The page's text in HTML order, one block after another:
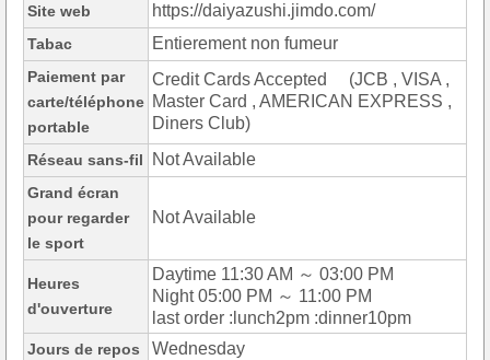
Site web https://daiyazushi.jimdo.com/
Tabac Entierement non fumeur
Paiement par
carte/téléphone
portable
Credit Cards Accepted (JCB , VISA ,
Master Card , AMERICAN EXPRESS ,
Diners Club)
Réseau sans-fil Not Available
Grand écran
pour regarder
le sport
Not Available
Heures
d'ouverture
Daytime 11:30 AM ～ 03:00 PM
Night 05:00 PM ～ 11:00 PM
last order :lunch2pm :dinner10pm
Jours de repos Wednesday